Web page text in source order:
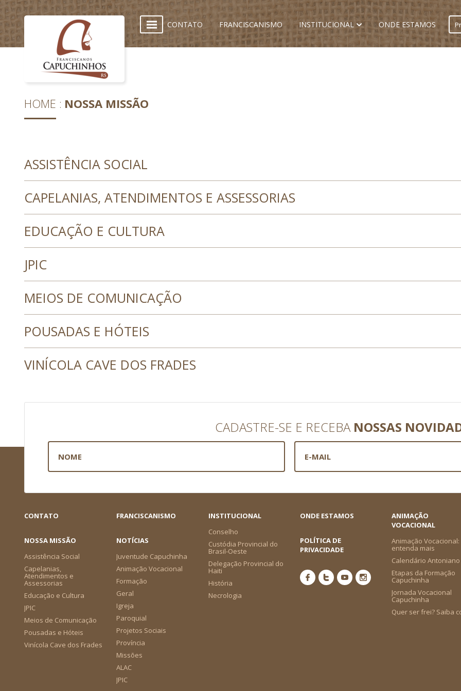
CONTATO FRANCISCANISMO INSTITUCIONAL ONDE ESTAMOS
HOME NOSSA MISSÃO
ASSISTÊNCIA SOCIAL
CAPELANIAS, ATENDIMENTOS E ASSESSORIAS
EDUCAÇÃO E CULTURA
JPIC
MEIOS DE COMUNICAÇÃO
POUSADAS E HÓTEIS
VINÍCOLA CAVE DOS FRADES
CADASTRE-SE E RECEBA NOSSAS
CONTATO FRANCISCANISMO
INSTITUCIONAL
Conselho
Custódia Provincial do
Brasil-Oeste
Delegação Provincial do
Haiti
História
Necrologia
ONDE ESTAMOS
ANIMAÇÃO
VOCACIONAL
Animação Vocacional:
entenda mais
Calendário Antoniano
Etapas da Formação
Capuchinha
Jornada Vocacional
Capuchinha
Quer ser frei? Saiba
NOSSA MISSÃO
Assistência Social
Capelanias,
Atendimentos e
Assessorias
Educação e Cultura
JPIC
Meios de Comunicação
Pousadas e Hóteis
Vinícola Cave dos Frades
NOTÍCIAS
Juventude Capuchinha
Animação Vocacional
Formação
Geral
Igreja
Paroquial
Projetos Sociais
Província
Missões
ALAC
JPIC
POLÍTICA DE
PRIVACIDADE